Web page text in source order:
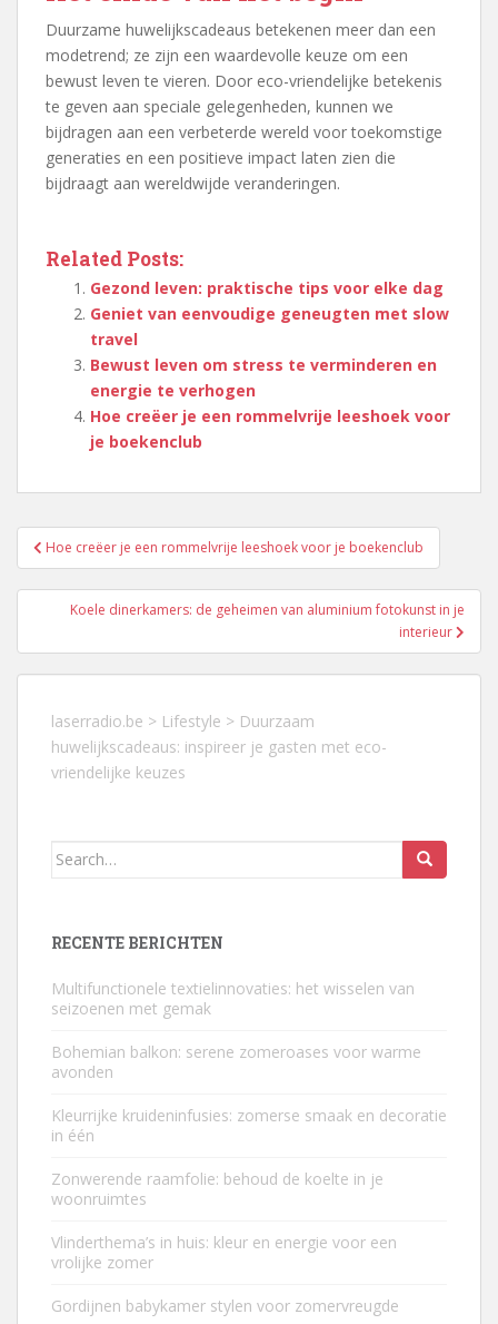
Duurzame huwelijkscadeaus betekenen meer dan een
modetrend; ze zijn een waardevolle keuze om een
bewust leven te vieren. Door eco-vriendelijke betekenis
te geven aan speciale gelegenheden, kunnen we
bijdragen aan een verbeterde wereld voor toekomstige
generaties en een positieve impact laten zien die
bijdraagt aan wereldwijde veranderingen.
Related Posts:
Gezond leven: praktische tips voor elke dag
Geniet van eenvoudige geneugten met slow
travel
Bewust leven om stress te verminderen en
energie te verhogen
Hoe creëer je een rommelvrije leeshoek voor
je boekenclub
Berichtnavigatie
Hoe creëer je een rommelvrije leeshoek voor je boekenclub
Koele dinerkamers: de geheimen van aluminium fotokunst in je
interieur
laserradio.be > Lifestyle > Duurzaam
huwelijkscadeaus: inspireer je gasten met eco-
vriendelijke keuzes
Search
RECENTE BERICHTEN
Multifunctionele textielinnovaties: het wisselen van
seizoenen met gemak
Bohemian balkon: serene zomeroases voor warme
avonden
Kleurrijke kruideninfusies: zomerse smaak en decoratie
in één
Zonwerende raamfolie: behoud de koelte in je
woonruimtes
Vlinderthema’s in huis: kleur en energie voor een
vrolijke zomer
Gordijnen babykamer stylen voor zomervreugde